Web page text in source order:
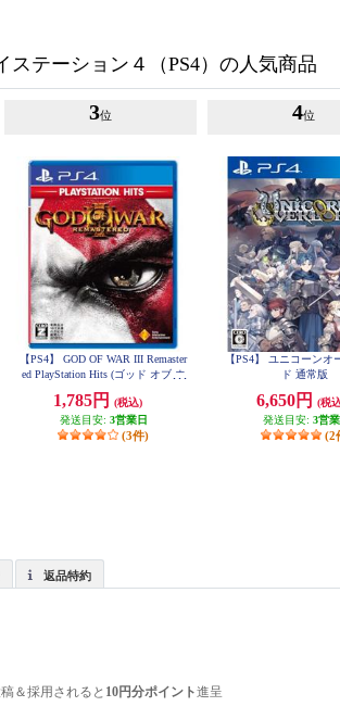
ステーション４（PS4）の人気商品
3位
【PS4】 GOD OF WAR III Remaster
ed PlayStation Hits (ゴッド オブ ウ
1,785円
(税込)
発送目安: 3営業日
(3件)
4位
【PS4】 ユニコーンオ
ド 通常版
6,650円
(税
発送目安: 3営
(2
返品特約
＆採用されると 10円分ポイント進呈